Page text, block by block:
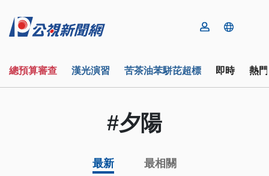
總預算審查 漢光演習 苦茶油苯駢芘超標 即時 熱
#夕陽
最新 最相關